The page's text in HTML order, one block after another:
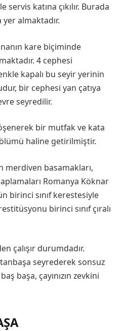
katına çıkılır. Burada
almaktadır.
kare biçiminde
4 cephesi
kapalı bu seyir yerinin
bir cephesi yan çatıya
seyredilir.
bir mutfak ve kata
haline getirilmiştir.
merdiven basamakları,
Romanya Köknar
birinci sınıf kerestesiyle
birinci sınıf çıralı
çalışır durumdadır.
seyrederek sonsuz
başa, çayınızın zevkini